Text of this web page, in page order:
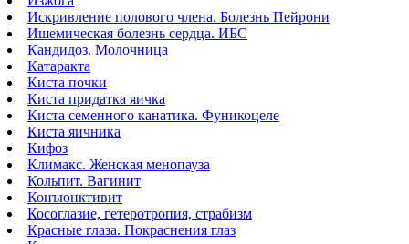
Искривление полового члена. Болезнь Пейрони
Ишемическая болезнь сердца. ИБС
Кандидоз. Молочница
Катаракта
Киста почки
Киста придатка яичка
Киста семенного канатика. Фуникоцеле
Киста яичника
Кифоз
Климакс. Женская менопауза
Кольпит. Вагинит
Конъюнктивит
Косоглазие, гетеротропия, страбизм
Красные глаза. Покраснения глаз